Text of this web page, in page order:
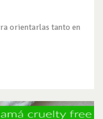
orientarlas tanto en